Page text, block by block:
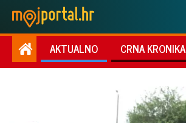
AKTUALNO CRNA KRONIKA